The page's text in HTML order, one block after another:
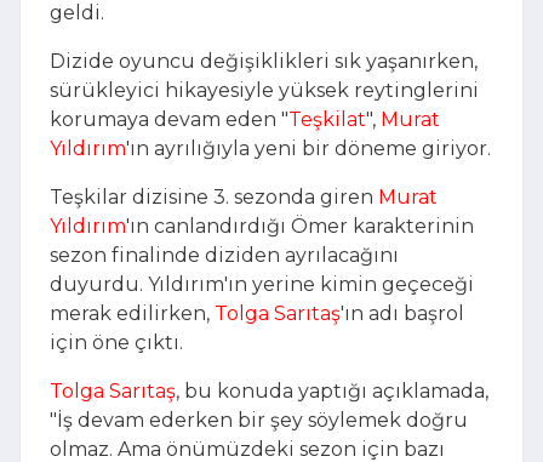
geldi.
Dizide oyuncu değişiklikleri sık yaşanırken,
sürükleyici hikayesiyle yüksek reytinglerini
korumaya devam eden "Teşkilat", Murat
Yıldırım'ın ayrılığıyla yeni bir döneme giriyor.
Teşkilar dizisine 3. sezonda giren Murat
Yıldırım'ın canlandırdığı Ömer karakterinin
sezon finalinde diziden ayrılacağını
duyurdu. Yıldırım'ın yerine kimin geçeceği
merak edilirken, Tolga Sarıtaş'ın adı başrol
için öne çıktı.
Tolga Sarıtaş, bu konuda yaptığı açıklamada,
"İş devam ederken bir şey söylemek doğru
olmaz. Ama önümüzdeki sezon için bazı